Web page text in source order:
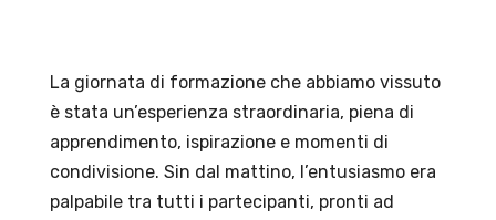
La giornata di formazione che abbiamo vissuto
è stata un’esperienza straordinaria, piena di
apprendimento, ispirazione e momenti di
condivisione. Sin dal mattino, l’entusiasmo era
palpabile tra tutti i partecipanti, pronti ad